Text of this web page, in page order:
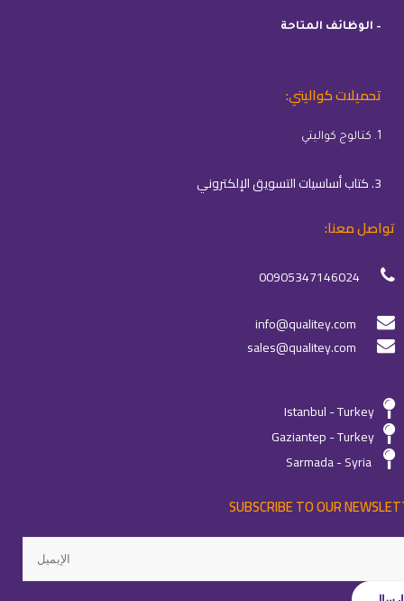
– الوظائف المتاحة
تحميلات كواليتي:
1. كتالوج كواليتي
3. كتاب أساسيات التسويق الإلكتروني
تواصل معنا:
00905347146024
info@qualitey.com
sales@qualitey.com
Istanbul - Turkey
Gaziantep - Turkey
Sarmada - Syria
SUBSCRIBE TO OUR